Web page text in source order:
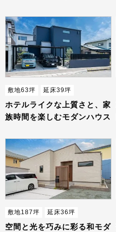
敷地63坪 延床39坪
ホテルライクな上質さと、家
族時間を楽しむモダンハウス
敷地187坪 延床36坪
空間と光を巧みに彩る和モダ